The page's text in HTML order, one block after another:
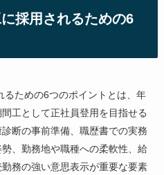
採用されるための6
ための6つのポイントとは、年
工として正社員登用を目指せる
断の事前準備、職歴書での実務
、勤務地や職種への柔軟性、給
務の強い意思表示が重要な要素